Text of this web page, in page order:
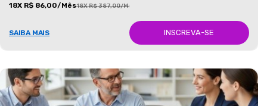
18X R$ 86,00/Mês18X R$ 387,00/Mês
SAIBA MAIS INSCREVA-SE